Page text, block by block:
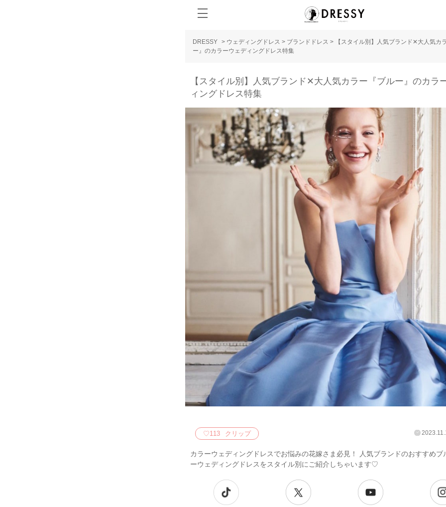
DRESSY > ウェディングドレス > ブランドドレス >
【スタイル別】人気ブランド✕大人気カ
ー』のカラーウェディングドレス特集
【スタイル別】人気ブランド✕大人気カラー『ブルー』のカラ
ィングドレス特集
♡113 クリップ
カラーウェディングドレスでお悩みの花嫁さま必見！ 人気ブランドのおすすめブ
ーウェディングドレスをスタイル別にご紹介しちゃいます♡